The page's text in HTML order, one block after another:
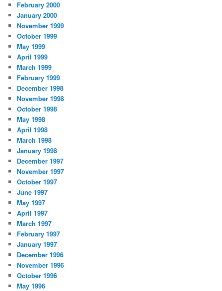
February 2000
January 2000
November 1999
October 1999
May 1999
April 1999
March 1999
February 1999
December 1998
November 1998
October 1998
May 1998
April 1998
March 1998
January 1998
December 1997
November 1997
October 1997
June 1997
May 1997
April 1997
March 1997
February 1997
January 1997
December 1996
November 1996
October 1996
May 1996